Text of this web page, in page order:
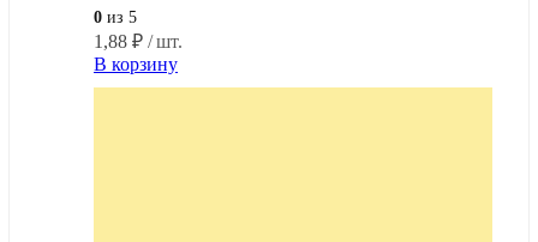
0 из 5
1,88 ₽ / шт.
В корзину